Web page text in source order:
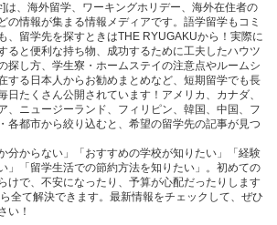
は、海外留学、ワーキングホリデー、海外在住者の
の情報が集まる情報メディアです。語学留学もコミ
、留学先を探すときはTHE RYUGAKUから！実際に
ると便利な持ち物、成功するために工夫したハウツ
探し方、学生寮・ホームステイの注意点やルームシ
する日本人からお勧めまとめなど、短期留学でも長
日たくさん公開されています！アメリカ、カナダ、
、ニュージーランド、フィリピン、韓国、中国、フ
各都市から絞り込むと、希望の留学先の記事が見つ
分からない」「おすすめの学校が知りたい」「経験
」「留学生活での節約方法を知りたい」。初めての
けで、不安になったり、予算が心配だったりします
全て解決できます。最新情報をチェックして、ぜひ
い！